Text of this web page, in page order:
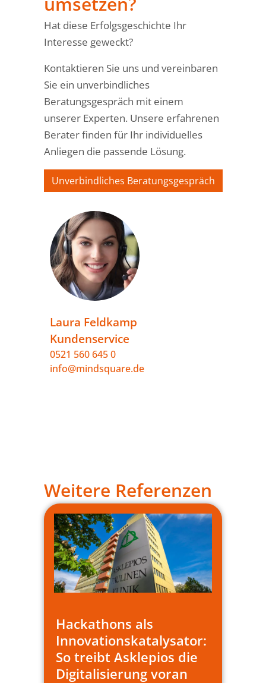
Hat diese Erfolgsgeschichte Ihr
Interesse geweckt?
Kontaktieren Sie uns und vereinbaren
Sie ein unverbindliches
Beratungsgespräch mit einem
unserer Experten. Unsere erfahrenen
Berater finden für Ihr individuelles
Anliegen die passende Lösung.
Unverbindliches Beratungsgespräch
Laura Feldkamp
Kundenservice
0521 560 645 0
info@mindsquare.de
Weitere Referenzen
Hackathons als
Innovationskatalysator:
So treibt Asklepios die
Digitalisierung voran